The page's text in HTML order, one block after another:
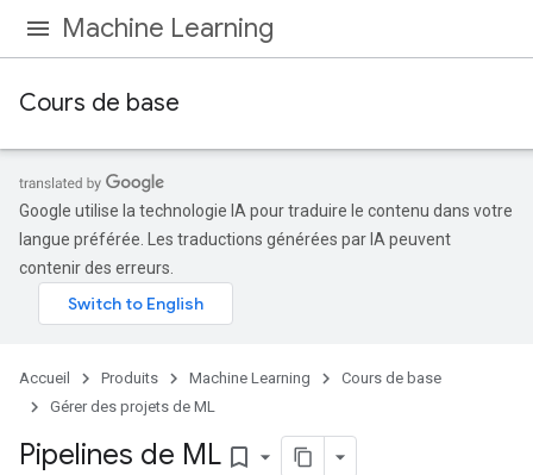
Machine Learning
Cours de base
Google utilise la technologie IA pour traduire le contenu dans votre
langue préférée. Les traductions générées par IA peuvent
contenir des erreurs.
Accueil Produits Machine Learning
Cours de base
Gérer des projets de ML
Pipelines de ML bookmark_border